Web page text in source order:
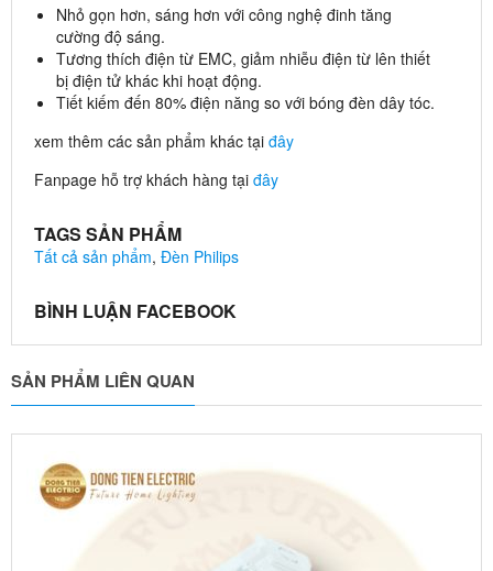
Nhỏ gọn hơn, sáng hơn với công nghệ đinh tăng
cường độ sáng.
Tương thích điện từ EMC, giảm nhiễu điện từ lên thiết
bị điện tử khác khi hoạt động.
Tiết kiếm đến 80% điện năng so với bóng đèn dây tóc.
xem thêm các sản phẩm khác tại đây
Fanpage hỗ trợ khách hàng tại đây
TAGS SẢN PHẨM
Tất cả sản phẩm, Đèn Philips
BÌNH LUẬN FACEBOOK
SẢN PHẨM LIÊN QUAN